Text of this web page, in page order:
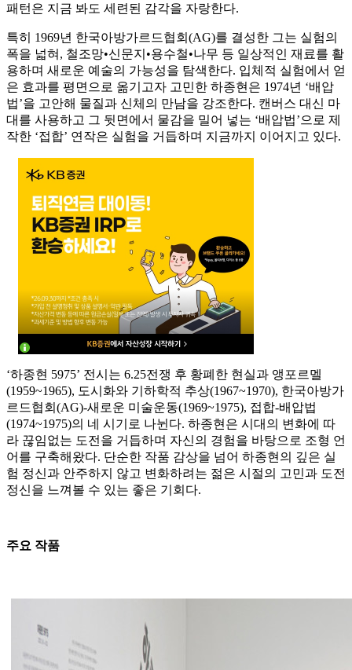
패턴은 지금 봐도 세련된 감각을 자랑한다.
특히 1969년 한국아방가르드협회(AG)를 결성한 그는 실험의
폭을 넓혀, 철조망•신문지•용수철•나무 등 일상적인 재료를 활
용하며 새로운 예술의 가능성을 탐색한다. 입체적 실험에서 얻
은 효과를 평면으로 옮기고자 고민한 하종현은 1974년 ‘배압
법’을 고안해 물질과 신체의 만남을 강조한다. 캔버스 대신 마
대를 사용하고 그 뒷면에서 물감을 밀어 넣는 ‘배압법’으로 제
작한 ‘접합’ 연작은 실험을 거듭하며 지금까지 이어지고 있다.
‘하종현 5975’ 전시는 6.25전쟁 후 황폐한 현실과 앵포르멜
(1959~1965), 도시화와 기하학적 추상(1967~1970), 한국아방가
르드협회(AG)-새로운 미술운동(1969~1975), 접합-배압법
(1974~1975)의 네 시기로 나뉜다. 하종현은 시대의 변화에 따
라 끊임없는 도전을 거듭하며 자신의 경험을 바탕으로 조형 언
어를 구축해왔다. 단순한 작품 감상을 넘어 하종현의 깊은 실
험 정신과 안주하지 않고 변화하려는 젊은 시절의 고민과 도전
정신을 느껴볼 수 있는 좋은 기회다.
주요 작품